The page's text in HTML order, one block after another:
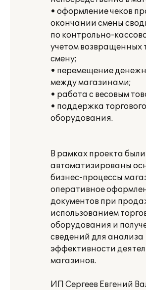
• оформление чеков
окончании смены
по контрольно-
учетом возвращенных
смену;
• перемещение
между магазинами;
• работа с весовым
• поддержка торгового
оборудования.
В рамках проекта были
автоматизированы
бизнес-процессы
оперативное
документов при
использованием
оборудования и
сведений для анализа
эффективности
магазинов.
ИП Сергеев Евгений